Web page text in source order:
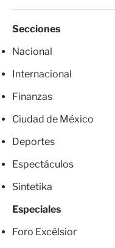
Secciones
Nacional
Internacional
Finanzas
Ciudad de México
Deportes
Espectáculos
Sintetika
Especiales
Foro Excélsior